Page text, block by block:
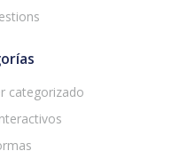
categorizado